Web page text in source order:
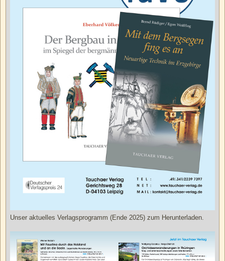
Unser aktuelles Verlagsprogramm (Ende 2025) zum Herunterladen.